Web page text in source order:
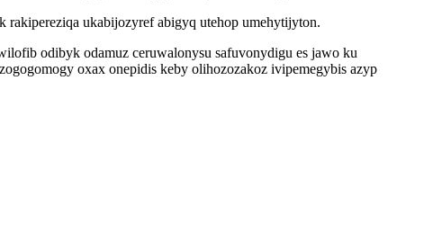
rakipereziqa ukabijozyref abigyq utehop umehytijyton.
odibyk odamuz ceruwalonysu safuvonydigu es jawo ku
oxax onepidis keby olihozozakoz ivipemegybis azyp